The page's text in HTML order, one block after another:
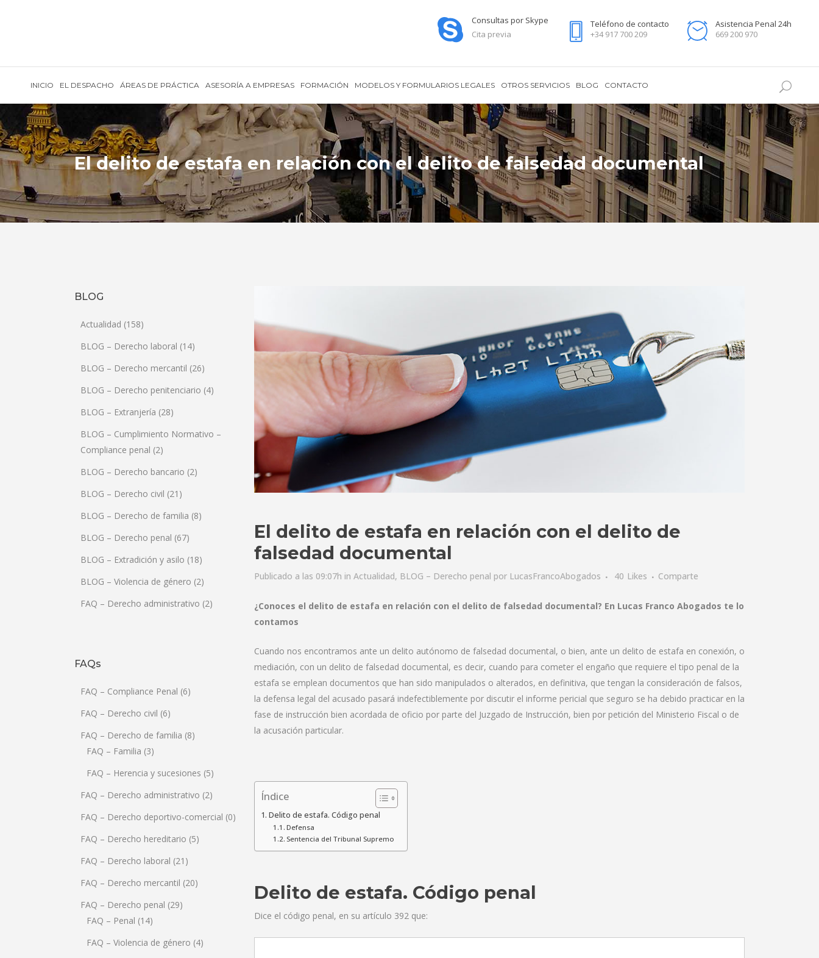
Consultas por Skype
Cita previa
Teléfono de contacto
+34 917 700 209
Asistencia Penal 24h
669 200 970
INICIO EL DESPACHO ÁREAS DE PRÁCTICA ASESORÍA A EMPRESAS FORMACIÓN MODELOS Y FORMULARIOS LEGALES OTROS SERVICIOS BLOG CONTACTO
El delito de estafa en relación con el delito de falsedad documental
BLOG
Actualidad (158)
BLOG – Derecho laboral (14)
BLOG – Derecho mercantil (26)
BLOG – Derecho penitenciario (4)
BLOG – Extranjería (28)
BLOG – Cumplimiento Normativo –
Compliance penal (2)
BLOG – Derecho bancario (2)
BLOG – Derecho civil (21)
BLOG – Derecho de familia (8)
BLOG – Derecho penal (67)
BLOG – Extradición y asilo (18)
BLOG – Violencia de género (2)
FAQ – Derecho administrativo (2)
FAQs
FAQ – Compliance Penal (6)
FAQ – Derecho civil (6)
FAQ – Derecho de familia (8)
FAQ – Familia (3)
FAQ – Herencia y sucesiones (5)
FAQ – Derecho administrativo (2)
FAQ – Derecho deportivo-comercial (0)
FAQ – Derecho hereditario (5)
FAQ – Derecho laboral (21)
FAQ – Derecho mercantil (20)
FAQ – Derecho penal (29)
FAQ – Penal (14)
FAQ – Violencia de género (4)
El delito de estafa en relación con el delito de
falsedad documental
Publicado a las 09:07h in Actualidad, BLOG – Derecho penal por LucasFrancoAbogados 40 Likes Comparte
¿Conoces el delito de estafa en relación con el delito de falsedad documental? En Lucas Franco Abogados te lo
contamos
Cuando nos encontramos ante un delito autónomo de falsedad documental, o bien, ante un delito de estafa en conexión, o
mediación, con un delito de falsedad documental, es decir, cuando para cometer el engaño que requiere el tipo penal de la
estafa se emplean documentos que han sido manipulados o alterados, en definitiva, que tengan la consideración de falsos,
la defensa legal del acusado pasará indefectiblemente por discutir el informe pericial que seguro se ha debido practicar en la
fase de instrucción bien acordada de oficio por parte del Juzgado de Instrucción, bien por petición del Ministerio Fiscal o de
la acusación particular.
Índice
Delito de estafa. Código penal
Defensa
Sentencia del Tribunal Supremo
Delito de estafa. Código penal
Dice el código penal, en su artículo 392 que: